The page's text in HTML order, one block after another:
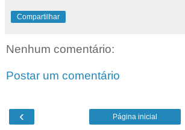
Compartilhar
Nenhum comentário:
Postar um comentário
‹ Página inicial